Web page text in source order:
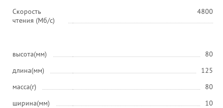
Скорость
чтения (Мб/с)
4800
высота(мм)
80
длина(мм)
125
масса(г)
80
ширина(мм)
10